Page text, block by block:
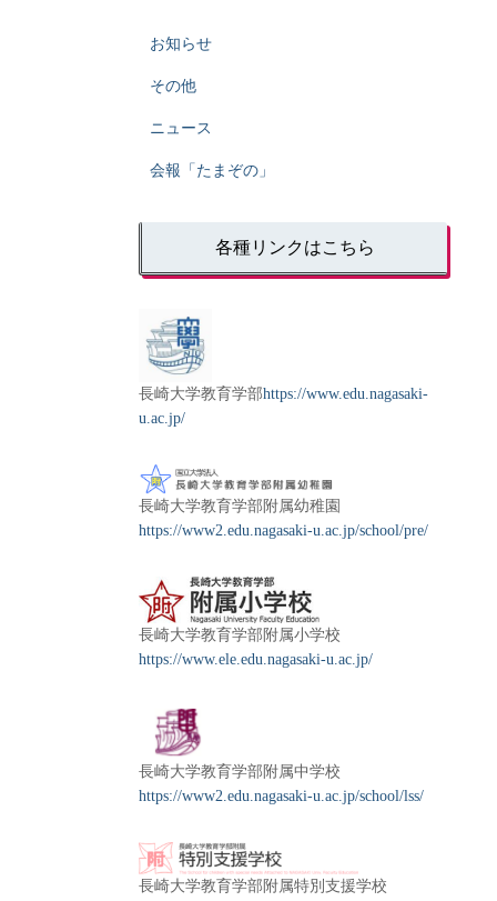
お知らせ
その他
ニュース
会報「たまぞの」
各種リンクはこちら
長崎大学教育学部https://www.edu.nagasaki-
u.ac.jp/
長崎大学教育学部附属幼稚園
https://www2.edu.nagasaki-u.ac.jp/school/pre/
長崎大学教育学部附属小学校
https://www.ele.edu.nagasaki-u.ac.jp/
長崎大学教育学部附属中学校
https://www2.edu.nagasaki-u.ac.jp/school/lss/
長崎大学教育学部附属特別支援学校